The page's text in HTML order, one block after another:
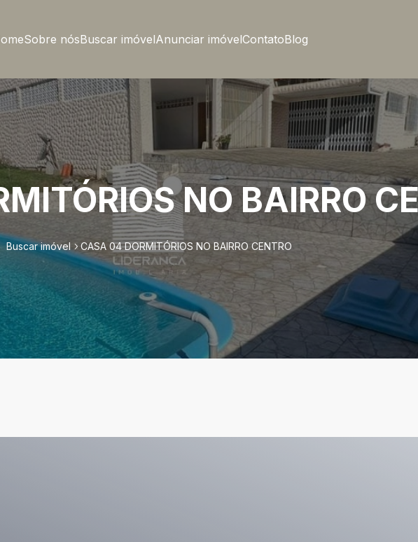
Sobre nósBuscar imóvelAnunciar imóvelContatoBlog
NO BAIRRO
Buscar imóvel CASA 04 DORMITÓRIOS NO BAIRRO CENTRO